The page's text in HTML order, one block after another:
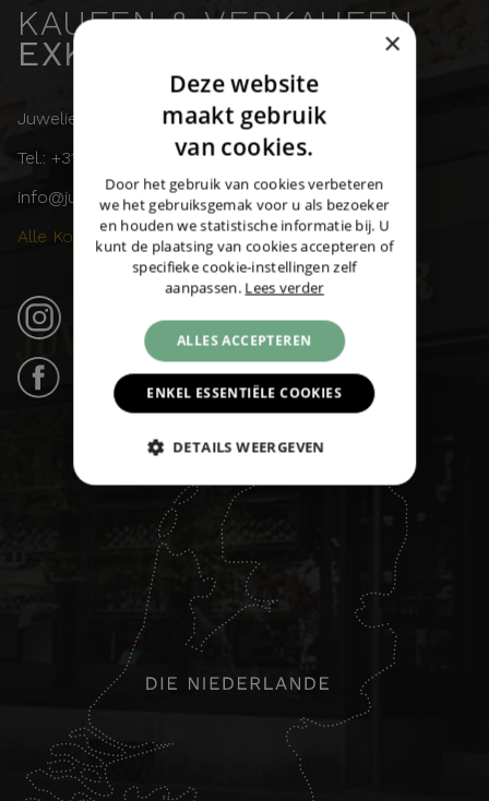
KAUFEN & VERKAUFEN
EXKLUSIVE UHREN
Juwelier Burger
Tel.: +31 (0)43 358 11 55
info@juwelierburger.com
Alle Kontaktdaten ›
Instagram (21k anhängers) ›
Facebook (31k likes) ›
GERMAN
×
Deze website
maakt gebruik
van cookies.
Door het gebruik van cookies verbeteren
we het gebruiksgemak voor u als bezoeker
en houden we statistische informatie bij. U
kunt de plaatsing van cookies accepteren of
specifieke cookie-instellingen zelf
aanpassen. Lees verder
ALLES ACCEPTEREN
ENKEL ESSENTIËLE COOKIES
DETAILS WEERGEVEN